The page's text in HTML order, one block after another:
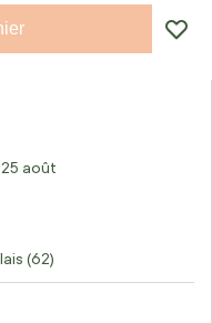
août
(62)